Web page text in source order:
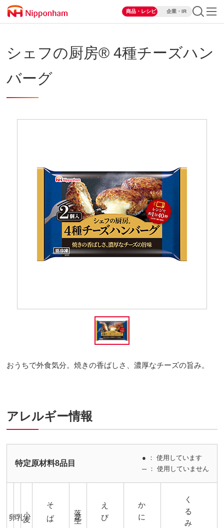
商品・レシピ 企業・IR
シェフの厨房® 4種チーズハン
バーグ
おうちで外食気分。焼きの香ばしさ、濃厚なチーズの旨み。
アレルギー情報
特定原材料8品目
● ： 使用しています
─ ： 使用していません
そば 落花生 えび かに くるみ